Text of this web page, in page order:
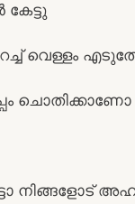
വെള്ളം
നിങ്ങളോട് അഹ്